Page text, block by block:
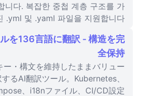
니다. 복잡한 중첩 계층 구조를 가
.yml 및 .yaml 파일을 지원합니다.
を136言語に翻訳 - 構造を完
全保持
ー・構文を維持したままバリュー
るAI翻訳ツール。Kubernetes、
、i18nファイル、CI/CD設定